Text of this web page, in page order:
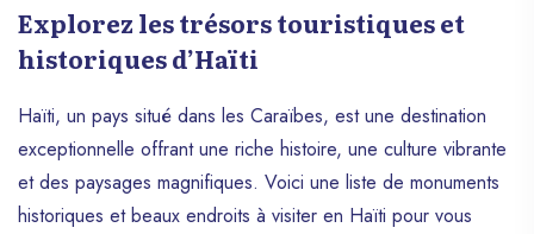
Explorez les trésors touristiques et
historiques d’Haïti
Haïti, un pays situé dans les Caraïbes, est une destination
exceptionnelle offrant une riche histoire, une culture vibrante
et des paysages magnifiques. Voici une liste de monuments
historiques et beaux endroits à visiter en Haïti pour vous